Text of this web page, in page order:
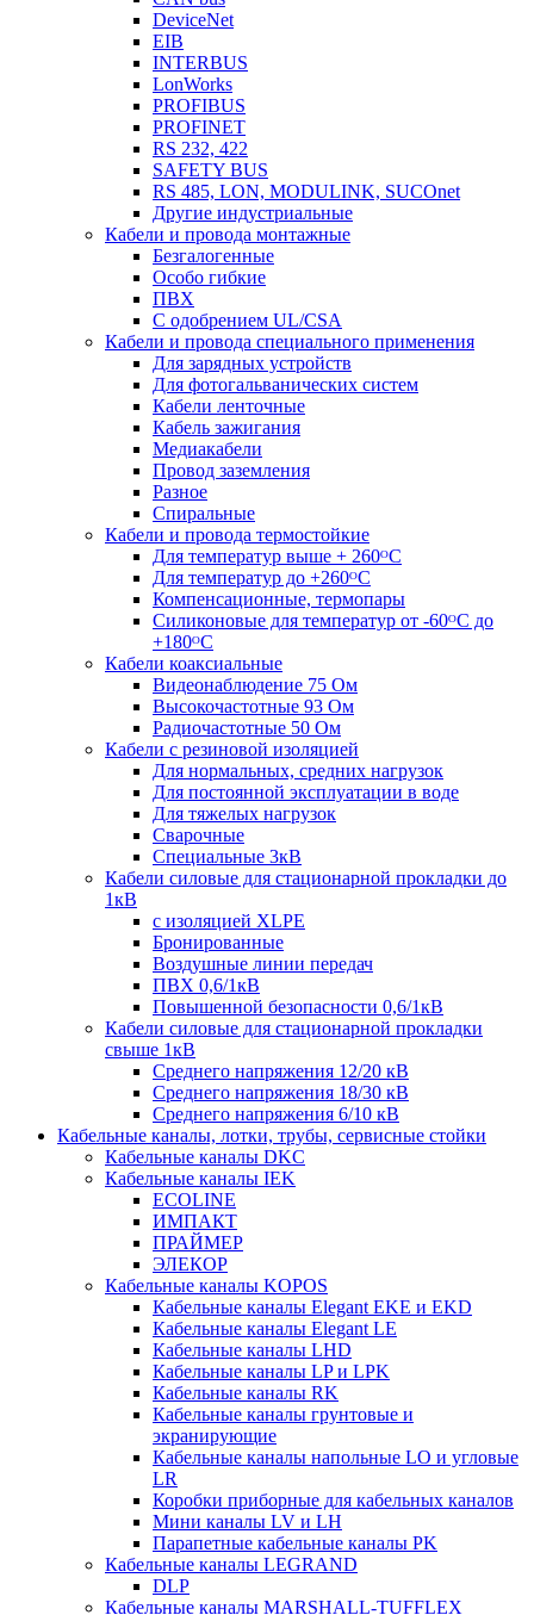
DeviceNet
EIB
INTERBUS
LonWorks
PROFIBUS
PROFINET
RS 232, 422
SAFETY BUS
RS 485, LON, MODULINK, SUCOnet
Другие индустриальные
Кабели и провода монтажные
Безгалогенные
Особо гибкие
ПВХ
С одобрением UL/CSA
Кабели и провода специального применения
Для зарядных устройств
Для фотогальванических систем
Кабели ленточные
Кабель зажигания
Медиакабели
Провод заземления
Разное
Спиральные
Кабели и провода термостойкие
Для температур выше + 260ᴼС
Для температур до +260ᴼС
Компенсационные, термопары
Силиконовые для температур от -60ᴼC до
+180ᴼС
Кабели коаксиальные
Видеонаблюдение 75 Ом
Высокочастотные 93 Ом
Радиочастотные 50 Ом
Кабели с резиновой изоляцией
Для нормальных, средних нагрузок
Для постоянной эксплуатации в воде
Для тяжелых нагрузок
Сварочные
Специальные 3кВ
Кабели силовые для стационарной прокладки до
1кВ
c изоляцией XLPE
Бронированные
Воздушные линии передач
ПВХ 0,6/1кВ
Повышенной безопасности 0,6/1кВ
Кабели силовые для стационарной прокладки
свыше 1кВ
Среднего напряжения 12/20 кВ
Среднего напряжения 18/30 кВ
Среднего напряжения 6/10 кВ
Кабельные каналы, лотки, трубы, сервисные стойки
Кабельные каналы DKC
Кабельные каналы IEK
ECOLINE
ИМПАКТ
ПРАЙМЕР
ЭЛЕКОР
Кабельные каналы KOPOS
Кабельные каналы Elegant EKE и EKD
Кабельные каналы Elegant LE
Кабельные каналы LHD
Кабельные каналы LP и LPK
Кабельные каналы RK
Кабельные каналы грунтовые и
экранирующие
Кабельные каналы напольные LO и угловые
LR
Коробки приборные для кабельных каналов
Мини каналы LV и LH
Парапетные кабельные каналы PK
Кабельные каналы LEGRAND
DLP
Кабельные каналы MARSHALL-TUFFLEX